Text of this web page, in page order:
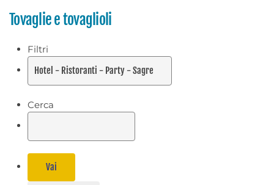
Tovaglie e tovaglioli
Filtri
Cerca